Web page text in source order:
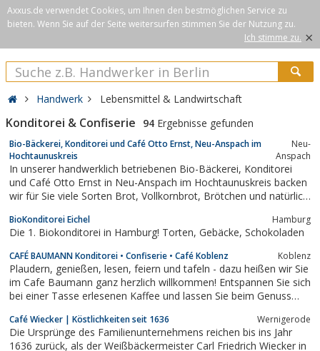
Axxus.de verwendet Cookies, um Ihnen den bestmöglichen Service zu
bieten. Wenn Sie auf der Seite weitersurfen stimmen Sie der Nutzung zu.
Ich stimme zu. ×
Handwerk Lebensmittel & Landwirtschaft
Konditorei & Confiserie 94 Ergebnisse gefunden
Bio-Bäckerei, Konditorei und Café Otto Ernst, Neu-Anspach im
Hochtaunuskreis
Neu-
Anspach
In unserer handwerklich betriebenen Bio-Bäckerei, Konditorei
und Café Otto Ernst in Neu-Anspach im Hochtaunuskreis backen
wir für Sie viele Sorten Brot, Vollkornbrot, Brötchen und natürlich
BioKonditorei Eichel Hamburg
Die 1. Biokonditorei in Hamburg! Torten, Gebäcke, Schokoladen
CAFÉ BAUMANN Konditorei • Confiserie • Café Koblenz Koblenz
Plaudern, genießen, lesen, feiern und tafeln - dazu heißen wir Sie
im Cafe Baumann ganz herzlich willkommen! Entspannen Sie sich
bei einer Tasse erlesenen Kaffee und lassen Sie beim Genuss
rundum wohl fühlen, geben wir täglich unser Bestes! Ihre
wohlverdiente...
Café Wiecker | Köstlichkeiten seit 1636 Wernigerode
Die Ursprünge des Familienunternehmens reichen bis ins Jahr
1636 zurück, als der Weißbäckermeister Carl Friedrich Wiecker in